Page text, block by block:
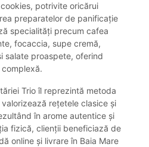
potrivite oricărui
preparatelor de panificație
specialități precum cafea
focaccia, supe cremă,
salate proaspete, oferind
Trio îl reprezintă metoda
rețetele clasice și
în arome autentice și
fizică, clienții beneficiază de
online și livrare în Baia Mare